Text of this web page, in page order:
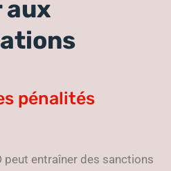
aux
pénalités
peut entraîner des sanctions